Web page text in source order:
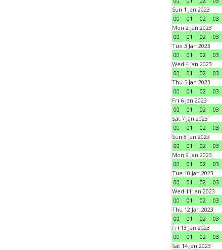
Sun 1 Jan 2023
00
01 02 03
Mon 2 Jan 2023
00
01 02 03
Tue 3 Jan 2023
00
01 02 03
Wed 4 Jan 2023
00
01 02 03
Thu 5 Jan 2023
00
01 02 03
Fri 6 Jan 2023
00
01 02 03
Sat 7 Jan 2023
00
01 02 03
Sun 8 Jan 2023
00
01 02 03
Mon 9 Jan 2023
00
01 02 03
Tue 10 Jan 2023
00
01 02 03
Wed 11 Jan 2023
00
01 02 03
Thu 12 Jan 2023
00
01 02 03
Fri 13 Jan 2023
00
01 02 03
Sat 14 Jan 2023